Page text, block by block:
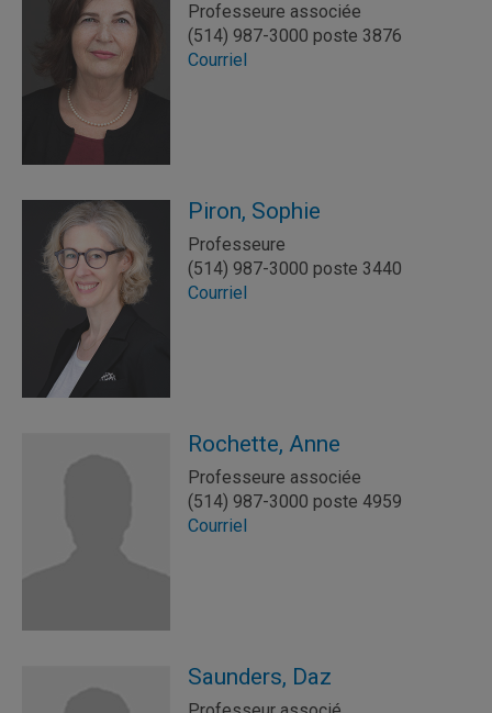
Professeure associée
(514) 987-3000 poste 3876
Courriel
Piron, Sophie
Professeure
(514) 987-3000 poste 3440
Courriel
Rochette, Anne
Professeure associée
(514) 987-3000 poste 4959
Courriel
Saunders, Daz